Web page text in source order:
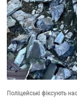
Поліцейські фіксують